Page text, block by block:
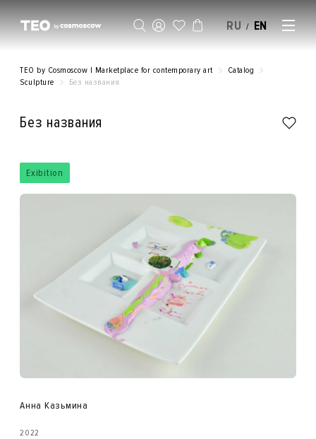
RU / EN
TEO by Cosmoscow | Marketplace for contemporary art
Catalog
Sculpture
Без названия
Без названия
Exibition
Анна Казьмина
2022